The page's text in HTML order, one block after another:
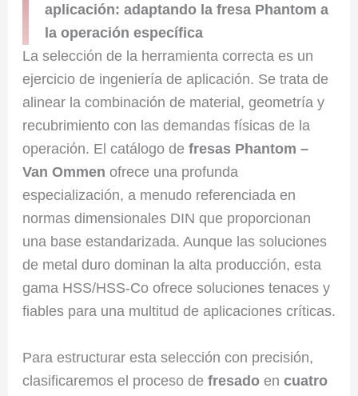
aplicación: adaptando la fresa Phantom a
la operación específica
La selección de la herramienta correcta es un
ejercicio de ingeniería de aplicación. Se trata de
alinear la combinación de material, geometría y
recubrimiento con las demandas físicas de la
operación. El catálogo de fresas Phantom –
Van Ommen ofrece una profunda
especialización, a menudo referenciada en
normas dimensionales DIN que proporcionan
una base estandarizada. Aunque las soluciones
de metal duro dominan la alta producción, esta
gama HSS/HSS-Co ofrece soluciones tenaces y
fiables para una multitud de aplicaciones críticas.
Para estructurar esta selección con precisión,
clasificaremos el proceso de fresadoen cuatro